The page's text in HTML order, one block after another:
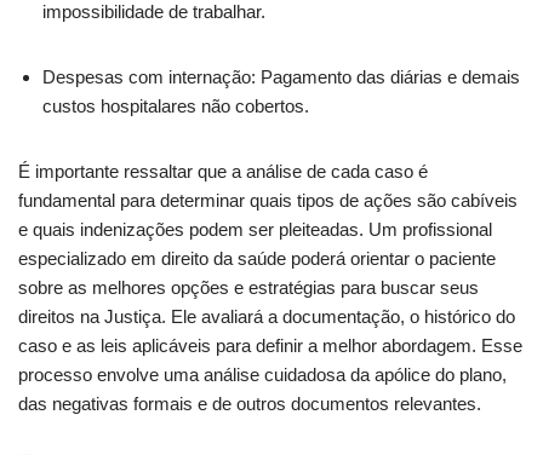
impossibilidade de trabalhar.
Despesas com internação: Pagamento das diárias e demais
custos hospitalares não cobertos.
É importante ressaltar que a análise de cada caso é
fundamental para determinar quais tipos de ações são cabíveis
e quais indenizações podem ser pleiteadas. Um profissional
especializado em direito da saúde poderá orientar o paciente
sobre as melhores opções e estratégias para buscar seus
direitos na Justiça. Ele avaliará a documentação, o histórico do
caso e as leis aplicáveis para definir a melhor abordagem. Esse
processo envolve uma análise cuidadosa da apólice do plano,
das negativas formais e de outros documentos relevantes.